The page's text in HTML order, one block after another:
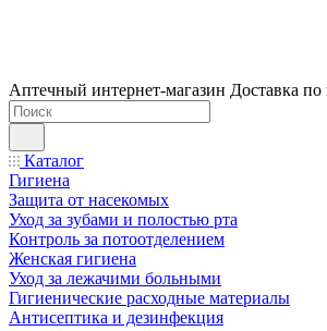
Аптечный интернет-магазин Доставка по
Каталог
Гигиена
Защита от насекомых
Уход за зубами и полостью рта
Контроль за потоотделением
Женская гигиена
Уход за лежачими больными
Гигиенические расходные материалы
Антисептика и дезинфекция